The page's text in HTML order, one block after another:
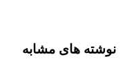
نوشته های مشابه